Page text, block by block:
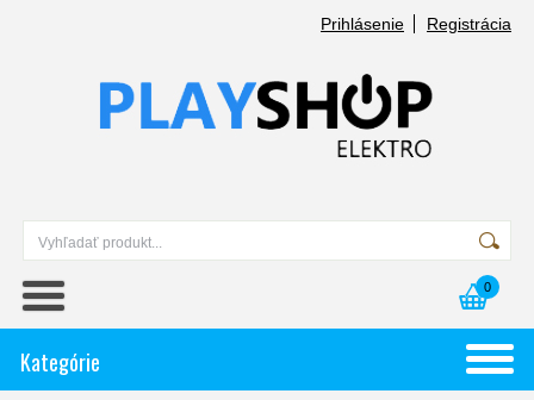
Prihlásenie Registrácia
0
Kategórie